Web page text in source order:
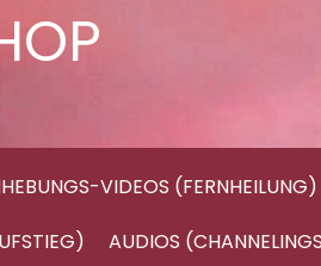
VIDEOS (FERNHEILUNG)
AUDIOS